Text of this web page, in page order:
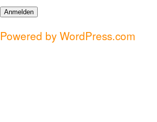
Powered by WordPress.com